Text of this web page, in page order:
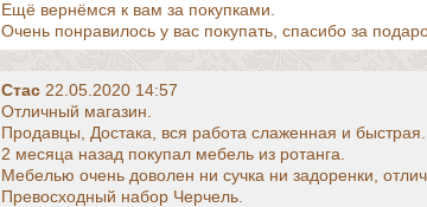
Ещё вернёмся к вам за покупками.
Очень понравилось у вас покупать, спасибо за
Стас 22.05.2020 14:57
Отличный магазин.
Продавцы, Достака, вся работа слаженная и
2 месяца назад покупал мебель из ротанга.
Мебелью очень доволен ни сучка ни задоренки,
Превосходный набор Черчель.